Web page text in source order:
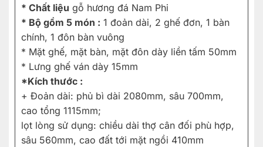
* Chất liệu gỗ hương đá Nam Phi
* Bộ gồm 5 món : 1 đoản dài, 2 ghế đơn, 1 bàn
chính, 1 đôn bàn vuông
* Mặt ghế, mặt bàn, mặt đôn dày liền tấm 50mm
* Lưng ghế ván dày 15mm
*Kích thước :
+ Đoản dài: phủ bì dài 2080mm, sâu 700mm,
cao tổng 1115mm;
lọt lòng sử dụng: chiều dài thợ cân đối phù hợp,
sâu 560mm, cao đất tới mặt ngồi 410mm